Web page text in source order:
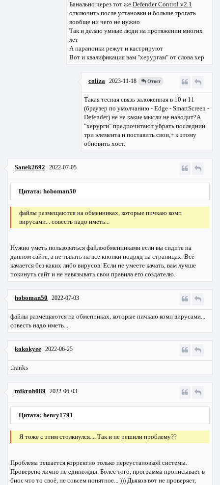
Банально через тот же Defender Control v2.1
отключить после установки и больше трогать
вообще ни чего не нужно
Так и делаю умные люди на протяжении многих
лет
А параноики режут и кастрируют
Вот и квалификация вам "херургам" от слова хер
coliza 2023-11-18 Ответ
Такая тесная связь заложенная в 10 и 11
(браузер по умолчанию - Edge - SmartScreen -
Defender) не на какие мысли не наводит?А
"херурги" предпочитают убрать последнии
три элемента и поставить свои,+ к этому
обновить хост.
Sanek2692 2022-07-05
Цитата: hoboman50
файлы размещаются на обменниках, которые пичкаю комп
вирусами... совесть надо иметь...
Нужно уметь пользоваться файлообменниками если вы сидите на
данном сайте, а не тыкать на все кнопки подряд на страницах. Всё
качается без каких либо вирусов. Если не умеете качать, вам лучше
покинуть сайт и не навязывать свои правила его создателю.
hoboman50 2022-07-03
файлы размещаются на обменниках, которые пичкаю комп вирусами...
совесть надо иметь...
kokokyee 2022-06-25
thanks
mikrob089 2022-06-03
Цитата: henry1791
Я тоже с этим столкнулся.... Так и не решили проблему??
Проблема решается корректно только переустановкой системы.
Проверено лично не единожды. Более того, программа прописывает в
биос что то своё, не совсем понятное... ))) Дьяков вот не проверяет,